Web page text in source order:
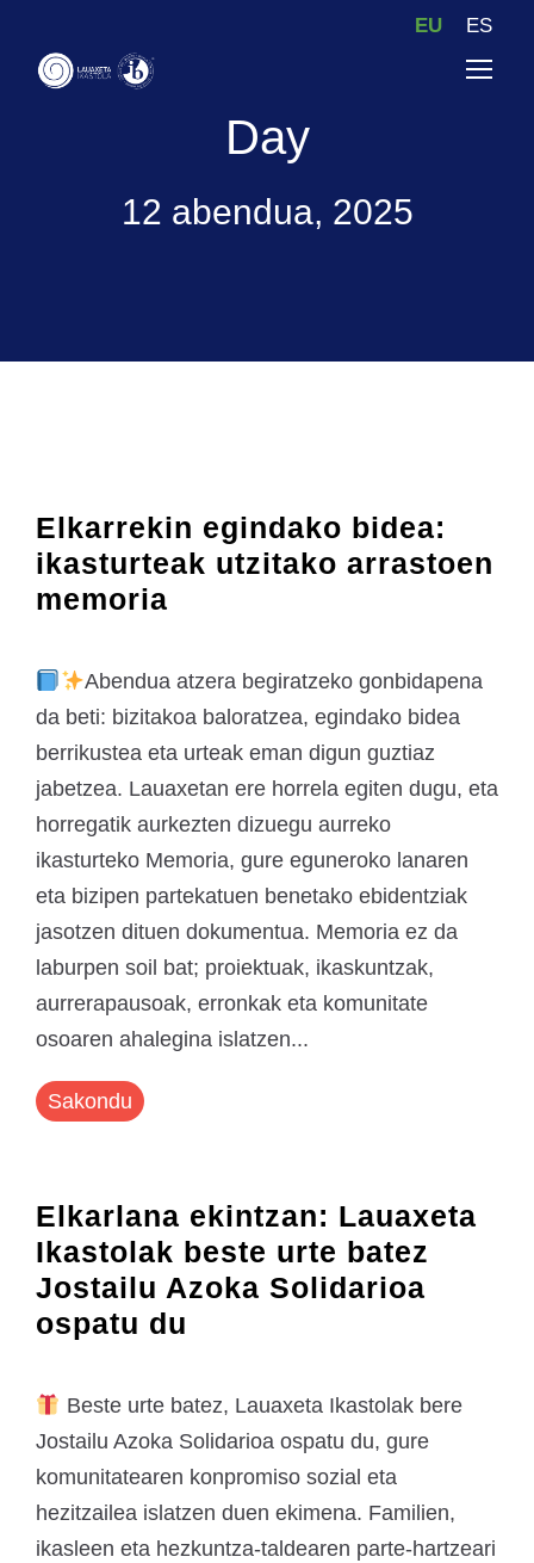
EU ES
Day
12 abendua, 2025
Elkarrekin egindako bidea:
ikasturteak utzitako arrastoen
memoria
Abendua atzera begiratzeko gonbidapena
da beti: bizitakoa baloratzea, egindako bidea
berrikustea eta urteak eman digun guztiaz
jabetzea. Lauaxetan ere horrela egiten dugu, eta
horregatik aurkezten dizuegu aurreko
ikasturteko Memoria, gure eguneroko lanaren
eta bizipen partekatuen benetako ebidentziak
jasotzen dituen dokumentua. Memoria ez da
laburpen soil bat; proiektuak, ikaskuntzak,
aurrerapausoak, erronkak eta komunitate
osoaren ahalegina islatzen...
Sakondu
Elkarlana ekintzan: Lauaxeta
Ikastolak beste urte batez
Jostailu Azoka Solidarioa
ospatu du
Beste urte batez, Lauaxeta Ikastolak bere
Jostailu Azoka Solidarioa ospatu du, gure
komunitatearen konpromiso sozial eta
hezitzailea islatzen duen ekimena. Familien,
ikasleen eta hezkuntza-taldearen parte-hartzeari